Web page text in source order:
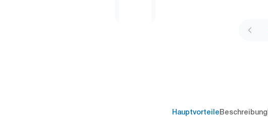
HauptvorteileBeschreibung